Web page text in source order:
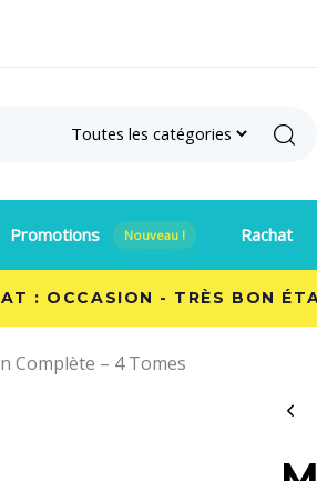
Search
Promotions Nouveau ! Rachat
: OCCASION - TRÈS BON
Complète – 4 Tomes